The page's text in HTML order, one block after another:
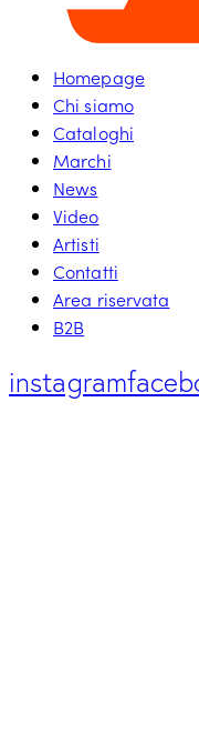
Homepage
Chi siamo
Cataloghi
Marchi
News
Video
Artisti
Contatti
Area riservata
B2B
instagram